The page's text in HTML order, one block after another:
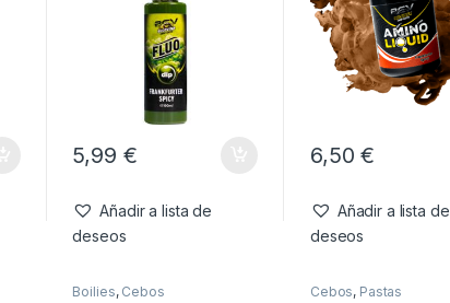
5,99 €
Añadir a lista de
deseos
6,50€
Añadir a lista de
deseos
Boilies, Cebos Cebos, Pastas